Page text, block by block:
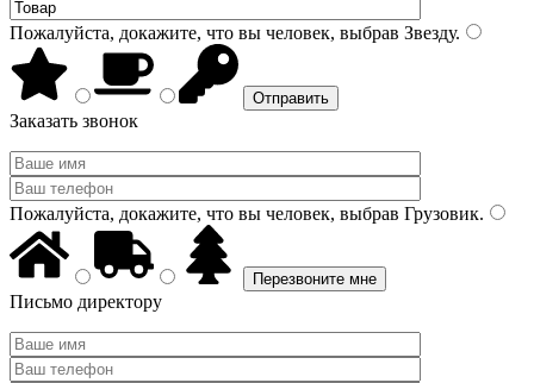
Пожалуйста, докажите, что вы человек, выбрав Звезду.
Заказать звонок
Пожалуйста, докажите, что вы человек, выбрав Грузовик.
Письмо директору